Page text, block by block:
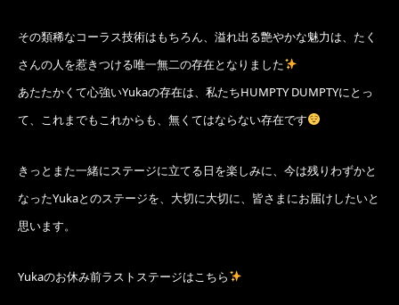
その類稀なコーラス技術はもちろん、溢れ出る艶やかな魅力は、たく
さんの人を惹きつける唯一無二の存在となりました
あたたかくて心強いYukaの存在は、私たちHUMPTY DUMPTYにとっ
て、これまでもこれからも、無くてはならない存在です
きっとまた一緒にステージに立てる日を楽しみに、今は残りわずかと
なったYukaとのステージを、大切に大切に、皆さまにお届けしたいと
思います。
Yukaのお休み前ラストステージはこちら